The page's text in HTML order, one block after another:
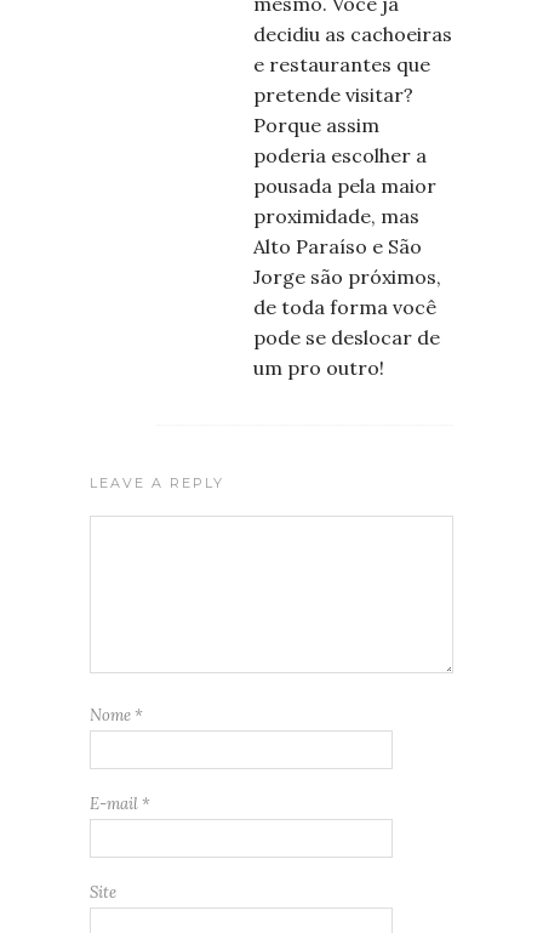
decidiu as cachoeiras
e restaurantes que
pretende visitar?
Porque assim
poderia escolher a
pousada pela maior
proximidade, mas
Alto Paraíso e São
Jorge são próximos,
de toda forma você
pode se deslocar de
um pro outro!
LEAVE A REPLY
Nome *
E-mail *
Site